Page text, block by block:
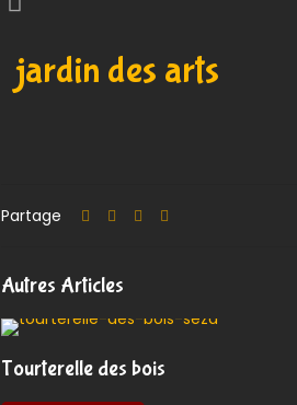
jardin des arts
Partage
Autres Articles
Tourterelle des bois